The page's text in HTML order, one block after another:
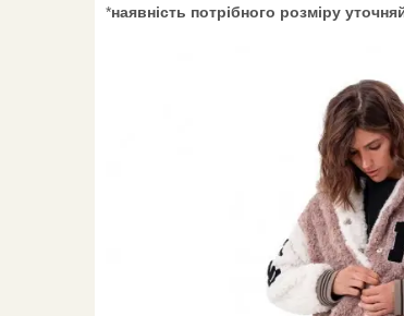
*наявність потрібного розміру